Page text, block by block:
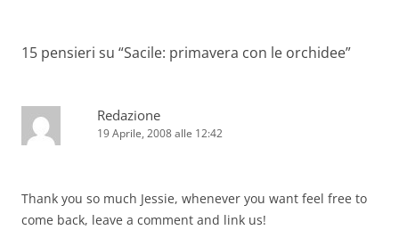
15 pensieri su “Sacile: primavera con le orchidee”
Redazione
19 Aprile, 2008 alle 12:42
Thank you so much Jessie, whenever you want feel free to
come back, leave a comment and link us!